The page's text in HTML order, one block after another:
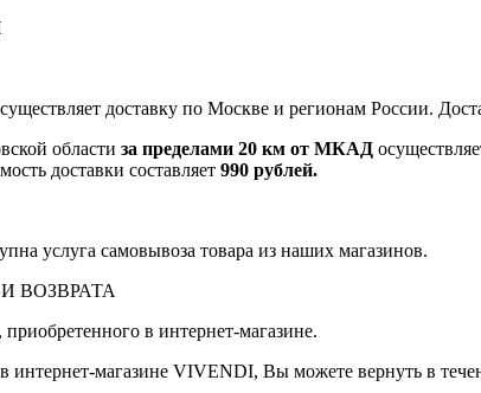
доставку по Москве и регионам России.
области за пределами 20 км от МКАД
доставки составляет 990 рублей.
услуга самовывоза товара из наших магазинов.
ВОЗВРАТА
приобретенного в интернет-магазине.
интернет-магазине VIVENDI, Вы можете вернуть в